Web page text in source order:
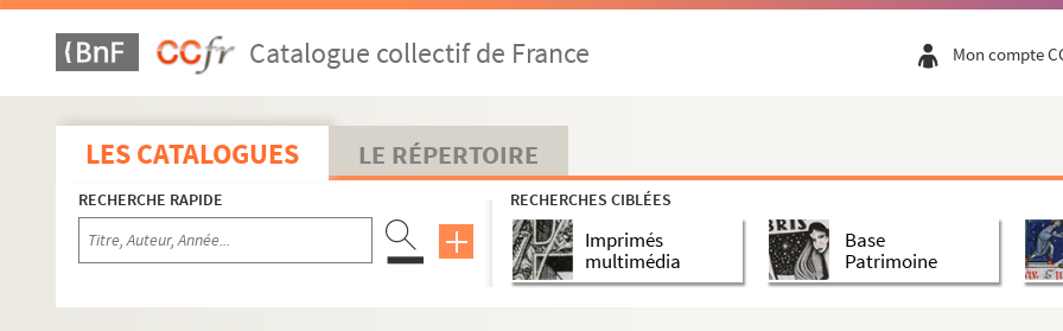
Catalogue collectif de France Mon compte
LES CATALOGUES LE RÉPERTOIRE
RECHERCHE RAPIDE RECHERCHES CIBLÉES
Imprimés
multimédia
Base
Patrimoine